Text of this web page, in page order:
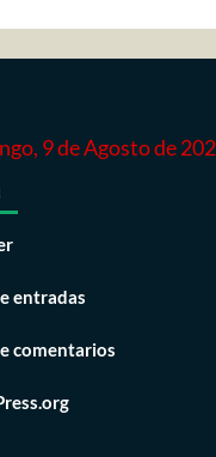
9 de Agosto de
entradas
comentarios